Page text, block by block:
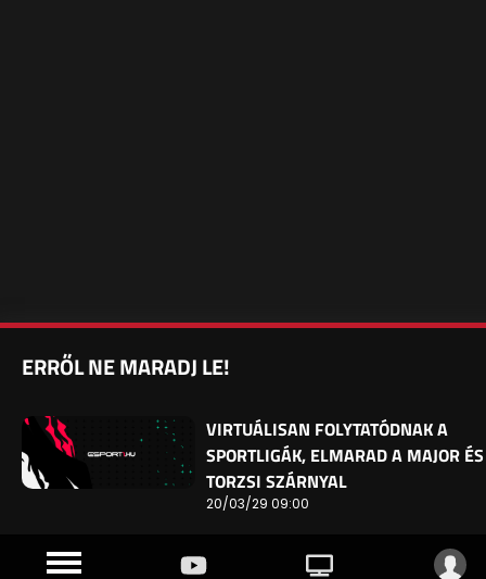
ERRŐL NE MARADJ LE!
VIRTUÁLISAN FOLYTATÓDNAK A
SPORTLIGÁK, ELMARAD A MAJOR ÉS
TORZSI SZÁRNYAL
20/03/29 09:00